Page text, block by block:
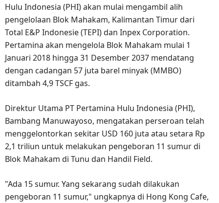
Hulu Indonesia (PHI) akan mulai mengambil alih
pengelolaan Blok Mahakam, Kalimantan Timur dari
Total E&P Indonesie (TEPI) dan Inpex Corporation.
Pertamina akan mengelola Blok Mahakam mulai 1
Januari 2018 hingga 31 Desember 2037 mendatang
dengan cadangan 57 juta barel minyak (MMBO)
ditambah 4,9 TSCF gas.
Direktur Utama PT Pertamina Hulu Indonesia (PHI),
Bambang Manuwayoso, mengatakan perseroan telah
menggelontorkan sekitar USD 160 juta atau setara Rp
2,1 triliun untuk melakukan pengeboran 11 sumur di
Blok Mahakam di Tunu dan Handil Field.
"Ada 15 sumur. Yang sekarang sudah dilakukan
pengeboran 11 sumur," ungkapnya di Hong Kong Cafe,